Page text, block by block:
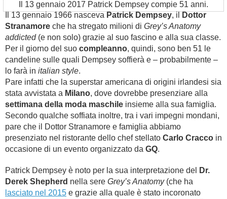
Il 13 gennaio 2017 Patrick Dempsey compie 51 anni.
Il 13 gennaio 1966 nasceva Patrick Dempsey, il
Dottor
Stranamore che ha stregato milioni di Grey’s Anatomy
addicted(e non solo) grazie al suo fascino e alla sua classe.
Per il giorno del suo compleanno, quindi, sono ben 51 le
candeline sulle quali Dempsey soffierà e – probabilmente –
lo farà in italian style.
Pare infatti che la superstar americana di origini irlandesi sia
stata avvistata a Milano, dove dovrebbe presenziare alla
settimana della moda maschile insieme alla sua famiglia.
Secondo qualche soffiata inoltre, tra i vari impegni mondani,
pare che il Dottor Stranamore e famiglia abbiamo
presenziato nel ristorante dello chef stellato Carlo Cracco in
occasione di un evento organizzato da GQ.
Patrick Dempsey è noto per la sua interpretazione del
Dr.
Derek Shepherd nella sere Grey’s Anatomy(che ha
lasciato nel 2015 e grazie alla quale è stato incoronato